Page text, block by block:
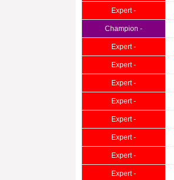
Expert -
Champion -
Expert -
Expert -
Expert -
Expert -
Expert -
Expert -
Expert -
Expert -